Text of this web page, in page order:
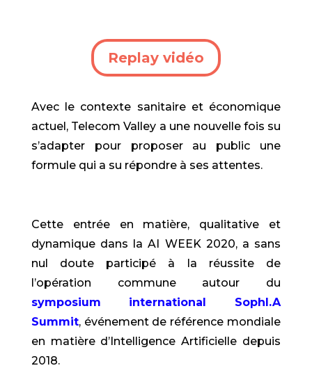
Replay vidéo
Avec le contexte sanitaire et économique
actuel, Telecom Valley a une nouvelle fois su
s’adapter pour proposer au public une
formule qui a su répondre à ses attentes.
Cette entrée en matière, qualitative et
dynamique dans la AI WEEK 2020, a sans
nul doute participé à la réussite de
l’opération commune autour du
symposium international SophI.A
Summit, événement de référence mondiale
en matière d’Intelligence Artificielle depuis
2018.